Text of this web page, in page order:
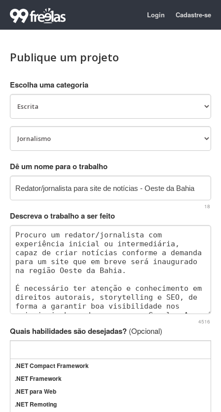
Login Cadastre-se
Publique um projeto
Escolha uma categoria
Dê um nome para o trabalho
18
Descreva o trabalho a ser feito
4516
Quais habilidades são desejadas? (Opcional)
.NET Compact Framework
.NET Framework
.NET para Web
.NET Remoting